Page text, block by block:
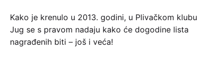
Kako je krenulo u 2013. godini, u Plivačkom klubu
Jug se s pravom nadaju kako će dogodine lista
nagrađenih biti – još i veća!